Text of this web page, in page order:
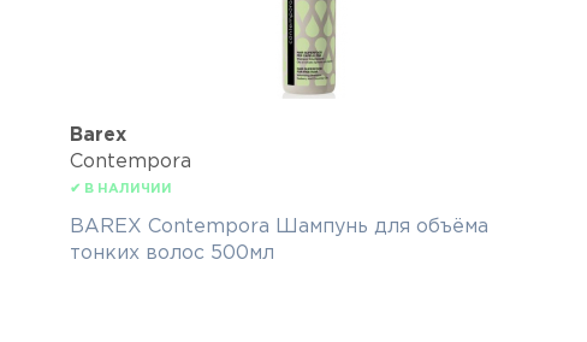
Barex
Contempora
✔ В НАЛИЧИИ
BAREX Contempora Шампунь для объёма
тонких волос 500мл